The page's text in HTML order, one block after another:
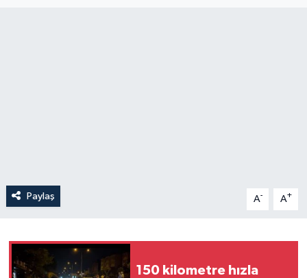
Paylaş A- A+
150 kilometre hızla